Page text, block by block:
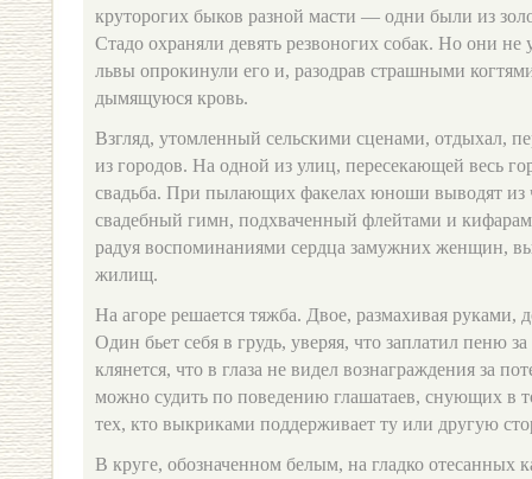
круторогих быков разной масти — одни были из
Стадо охраняли девять резвоногих собак. Но они не
львы опрокинули его и, разодрав страшными
дымящуюся кровь.
Взгляд, утомленный сельскими сценами, отдыхал,
из городов. На одной из улиц, пересекающей весь
свадьба. При пылающих факелах юноши выводят из
свадебный гимн, подхваченный флейтами и
радуя воспоминаниями сердца замужних женщин,
жилищ.
На агоре решается тяжба. Двое, размахивая руками,
Один бьет себя в грудь, уверяя, что заплатил пеню
клянется, что в глаза не видел вознаграждения за
можно судить по поведению глашатаев, снующих в
тех, кто выкриками поддерживает ту или другую
В круге, обозначенном белым, на гладко отесанных